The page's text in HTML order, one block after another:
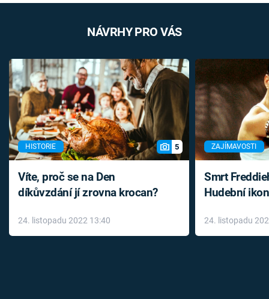
NÁVRHY PRO VÁS
HISTORIE 5
Víte, proč se na Den
díkůvzdání jí zrovna krocan?
24. listopadu 2022 13:40
ZAJÍMAVOSTI
Smrt
Hudební
léky
24. listopadu